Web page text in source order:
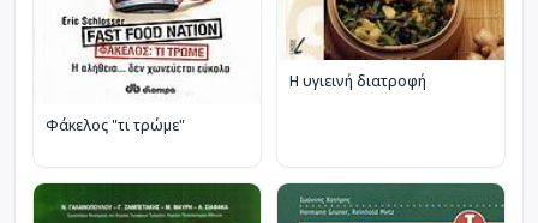
Φάκελος "τι τρώμε"
Η υγιεινή διατροφή